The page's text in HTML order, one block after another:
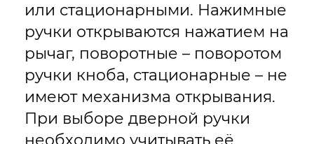
или стационарными. Нажимные
ручки открываются нажатием на
рычаг, поворотные – поворотом
ручки кноба, стационарные – не
имеют механизма открывания.
При выборе дверной ручки
необходимо учитывать её